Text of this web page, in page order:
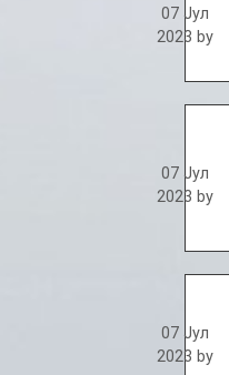
07 Јул
2023 by
07 Јул
2023 by
07 Јул
2023 by